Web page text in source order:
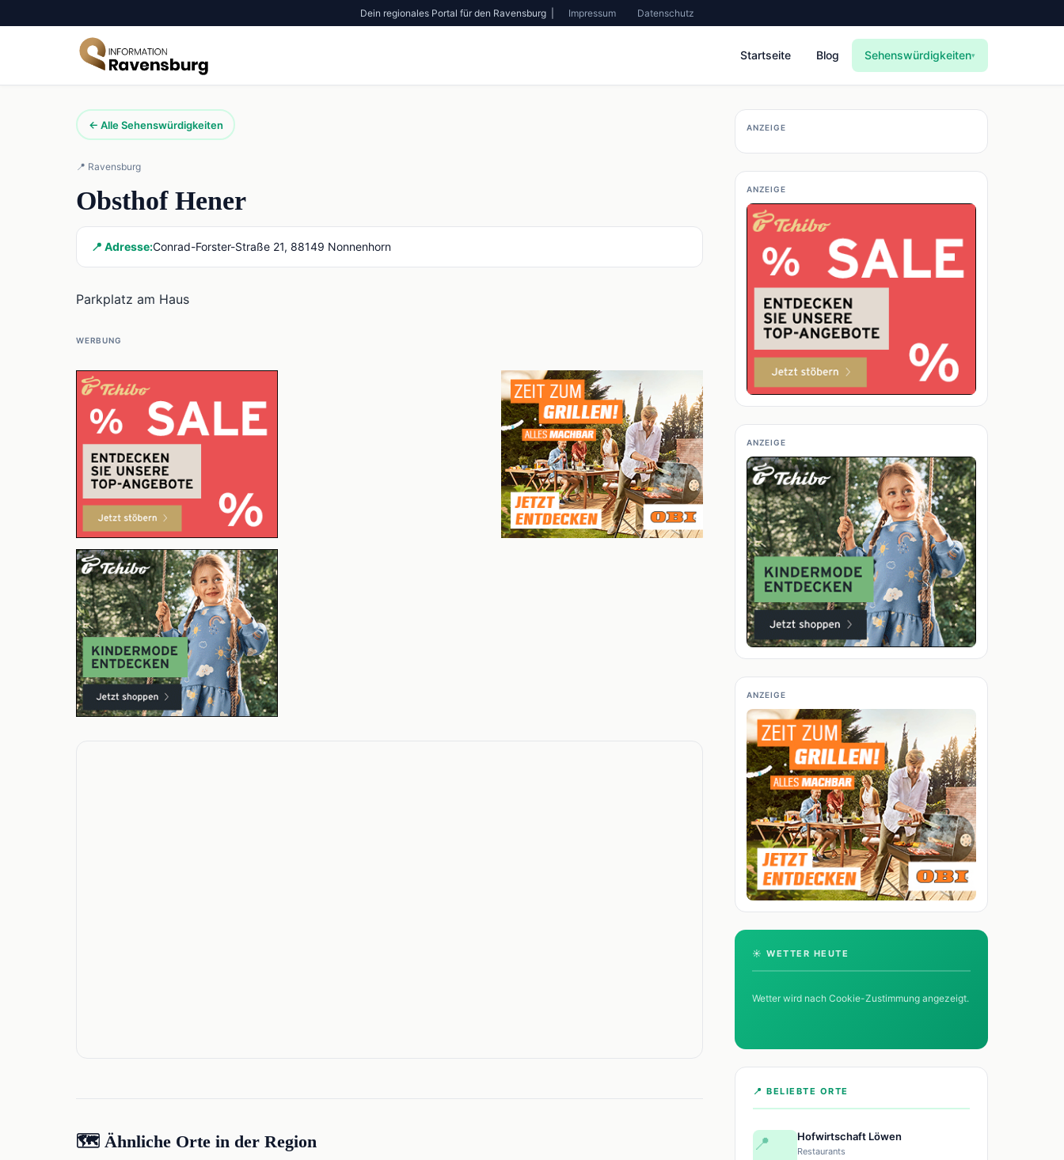
Dein regionales Portal für den Ravensburg | Impressum Datenschutz
Startseite Blog Sehenswürdigkeiten▾
ANZEIGE
ANZEIGE
ANZEIGE
ANZEIGE
☀️ WETTER HEUTE
Wetter wird nach Cookie-Zustimmung angezeigt.
📍 BELIEBTE ORTE
📍 Hofwirtschaft Löwen
Restaurants
← Alle Sehenswürdigkeiten
📍 Ravensburg
Obsthof Hener
📍 Adresse:Conrad-Forster-Straße 21, 88149 Nonnenhorn
Parkplatz am Haus
WERBUNG
🗺️ Ähnliche Orte in der Region